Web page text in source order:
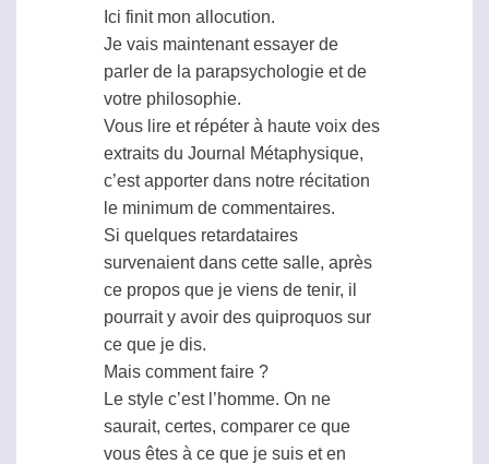
Ici finit mon allocution.
Je vais maintenant essayer de
parler de la parapsychologie et de
votre philosophie.
Vous lire et répéter à haute voix des
extraits du Journal Métaphysique,
c’est apporter dans notre récitation
le minimum de commentaires.
Si quelques retardataires
survenaient dans cette salle, après
ce propos que je viens de tenir, il
pourrait y avoir des quiproquos sur
ce que je dis.
Mais comment faire ?
Le style c’est l’homme. On ne
saurait, certes, comparer ce que
vous êtes à ce que je suis et en